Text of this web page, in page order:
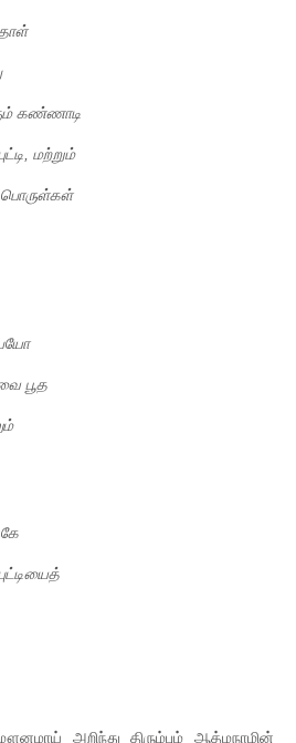
கண்ணாடி
மற்றும்
பொருள்கள்
பூத
அறிந்து திரும்பும் ஆத்மநாமின்